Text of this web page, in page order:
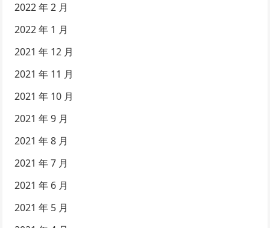
2022 年 2 月
2022 年 1 月
2021 年 12 月
2021 年 11 月
2021 年 10 月
2021 年 9 月
2021 年 8 月
2021 年 7 月
2021 年 6 月
2021 年 5 月